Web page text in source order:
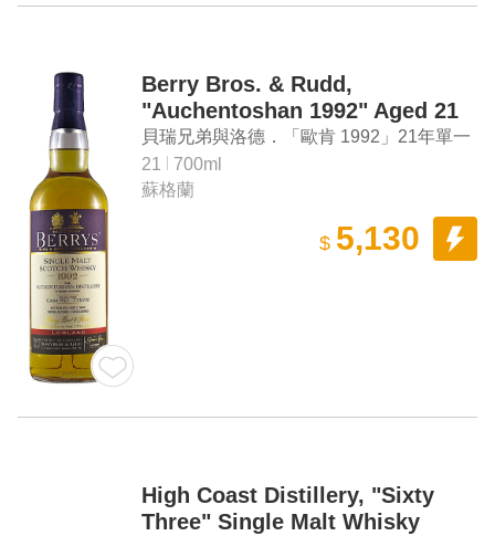
Berry Bros. & Rudd,
"Auchentoshan 1992" Aged 21
Years Single Malt Scotch
Whisky
貝瑞兄弟與洛德．「歐肯 1992」21年單一
麥芽蘇格蘭威士忌
21
700ml
蘇格蘭
$ 5,130
High Coast Distillery, "Sixty
Three" Single Malt Whisky